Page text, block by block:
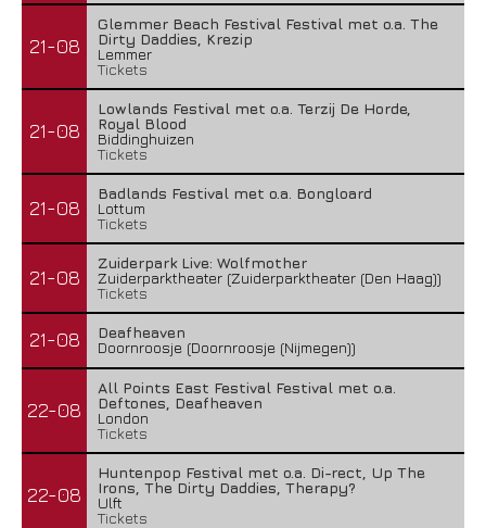
21-08
Glemmer Beach Festival Festival met o.a. The
Dirty Daddies, Krezip
Lemmer
Tickets
21-08
Lowlands Festival met o.a. Terzij De Horde,
Royal Blood
Biddinghuizen
Tickets
21-08
Badlands Festival met o.a. Bongloard
Lottum
Tickets
21-08
Zuiderpark Live: Wolfmother
Zuiderparktheater (Zuiderparktheater (Den Haag))
Tickets
21-08
Deafheaven
Doornroosje (Doornroosje (Nijmegen))
22-08
All Points East Festival Festival met o.a.
Deftones, Deafheaven
London
Tickets
22-08
Huntenpop Festival met o.a. Di-rect, Up The
Irons, The Dirty Daddies, Therapy?
Ulft
Tickets